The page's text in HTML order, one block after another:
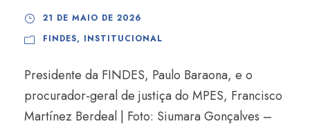
21 DE MAIO DE 2026
FINDES, INSTITUCIONAL
Presidente da FINDES, Paulo Baraona, e o
procurador-geral de justiça do MPES, Francisco
Martínez Berdeal | Foto: Siumara Gonçalves –